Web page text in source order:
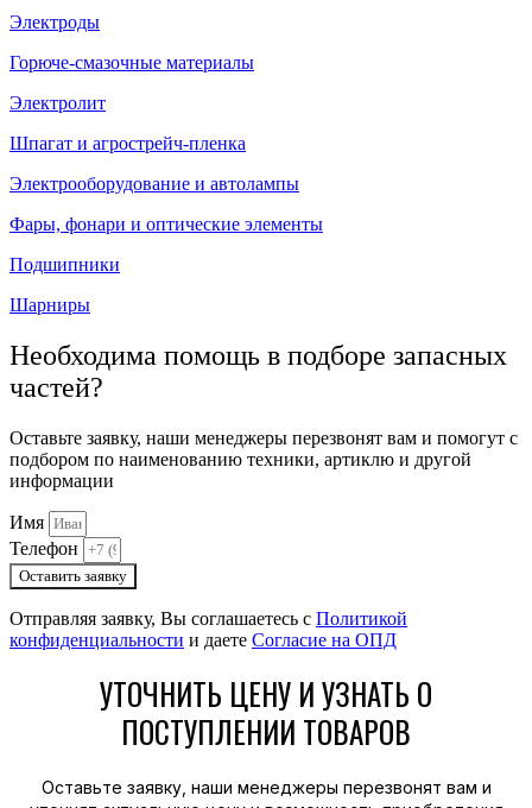
Электроды
Горюче-смазочные материалы
Электролит
Шпагат и агрострейч-пленка
Электрооборудование и автолампы
Фары, фонари и оптические элементы
Подшипники
Шарниры
Необходима помощь в подборе запасных
частей?
Оставьте заявку, наши менеджеры перезвонят вам и помогут с
подбором по наименованию техники, артиклю и другой
информации
Имя
Телефон
Оставить заявку
Отправляя заявку, Вы соглашаетесь с Политикой
конфиденциальности и даете Согласие на ОПД
УТОЧНИТЬ ЦЕНУ И УЗНАТЬ О
ПОСТУПЛЕНИИ ТОВАРОВ
Оставьте заявку, наши менеджеры перезвонят вам и